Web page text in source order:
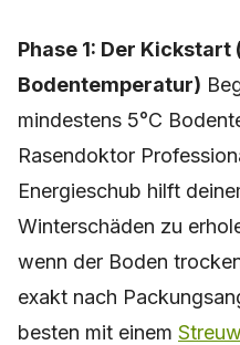
Phase 1: Der Kickstart
Bodentemperatur)
mindestens 5°C
Rasendoktor
Energieschub hilft
Winterschäden zu
wenn der Boden
exakt nach
besten mit einem